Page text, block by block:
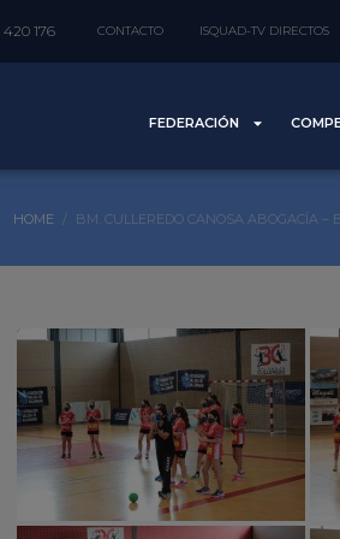
176 CONTACTO ISQUAD-TV DIRECTOS
FEDERACIÓN
HOME BM. CULLEREDO CANOSA ABOGACÍA